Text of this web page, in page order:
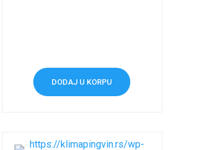
DODAJ U KORPU